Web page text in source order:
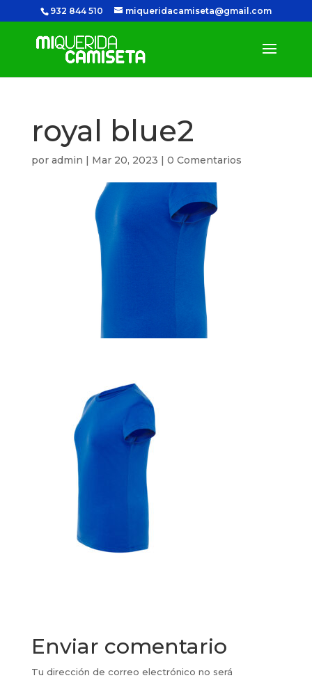
932 844 510 miqueridacamiseta@gmail.com
royal blue2
por admin | Mar 20, 2023 | 0 Comentarios
Enviar comentario
Tu dirección de correo electrónico no será